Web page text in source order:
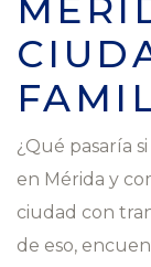
¿Qué pasaría
en Mérida y
ciudad con
de eso,